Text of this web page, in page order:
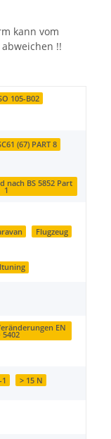
kann vom
!!
105-B02
(67) PART 8
nach BS 5852 Part
1
Flugzeug
EN
5402
1 > 15 N